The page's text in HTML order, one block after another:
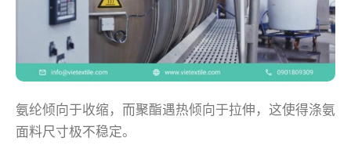
氨纶倾向于收缩，而聚酯遇热倾向于拉伸，这使得涤氨
面料尺寸极不稳定。